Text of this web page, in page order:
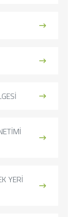
YERİ